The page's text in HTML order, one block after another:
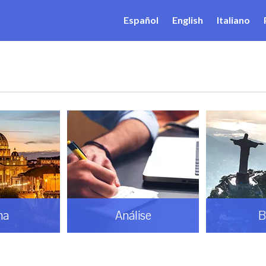
Español English Italiano
Análise